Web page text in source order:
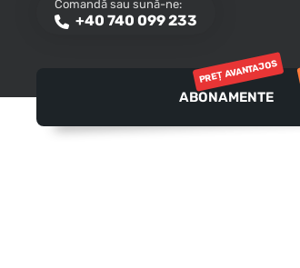
Comandă sau sună-ne:
+40 740 099 233
ABONAMENTE
PREȚ AVANTAJOS